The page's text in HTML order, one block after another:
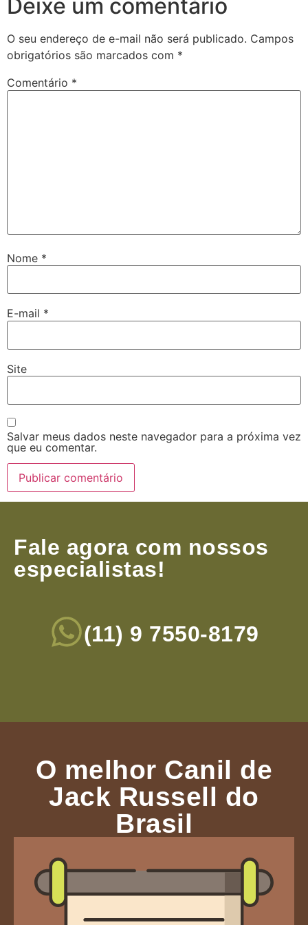
Deixe um comentário
O seu endereço de e-mail não será publicado. Campos
obrigatórios são marcados com *
Comentário *
Nome *
E-mail *
Site
Salvar meus dados neste navegador para a próxima vez
que eu comentar.
Fale agora com nossos
especialistas!
(11) 9 7550-8179
O melhor Canil de
Jack Russell do
Brasil